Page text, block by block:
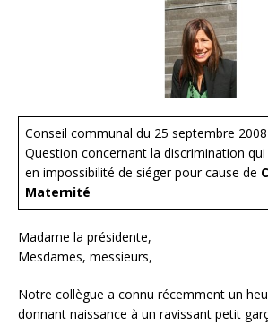
Conseil communal du 25 septembre 2008
Question concernant la discrimination
en impossibilité de siéger pour cause de
Maternité
Madame la présidente,
Mesdames, messieurs,
Notre collègue a connu récemment un
donnant naissance à un ravissant petit